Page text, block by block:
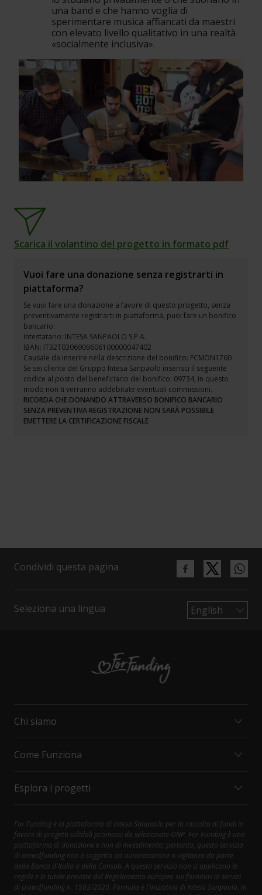
una band e che hanno voglia di
sperimentare musica affiancati da maestri
con elevato livello qualitativo in una realtà
«socialmente inclusiva».
Scarica il volantino del progetto in formato pdf
Vuoi fare una donazione senza registrarti in
piattaforma?
Se vuoi fare una donazione a favore di questo progetto, senza
preventivamente registrarti in piattaforma, puoi fare un bonifico
bancario:
Intestatario: INTESA SANPAOLO S.P.A.
IBAN: IT32T0306909606100000047402
Causale da inserire nella descrizione del bonifico: FCMON1760
Se sei cliente del Gruppo Intesa Sanpaolo inserisci il seguente
codice al posto del beneficiario del bonifico: 09734, in questo
modo non ti verranno addebitate eventuali commissioni.
RICORDA CHE DONANDO ATTRAVERSO BONIFICO BANCARIO
SENZA PREVENTIVA REGISTRAZIONE NON SARÀ POSSIBILE
EMETTERE LA CERTIFICAZIONE FISCALE
Condividi questa pagina
Seleziona una lingua
Chi siamo
MISSION E VALORI
INTESA SANPAOLO
Contattaci al 800.303.303; selezionare 1, poi 4
Come Funziona
COME FUNZIONA
FAQ
Esplora i progetti
SOCIAL CARE
HEALTH AND RESEARCH
DIVERSITY AND INCLUSION
CULTURE AND SPORT
ENVIRONMENT
For Funding è la piattaforma di Intesa Sanpaolo per la raccolta di fondi in
favore di progetti solidali promossi da selezionate ONP. For Funding è una
piattaforma di donazione e non di investimento; pertanto, questo servizio
di crowdfunding non è soggetto ad autorizzazione o vigilanza da parte
della Banca d'Italia o della Consob. A questo servizio non si applicano le
regole e le tutele previste dal Regolamento europeo sui fornitori di servizi
di crowdfunding n. 1503/2020. Formula è l'iniziativa di Intesa Sanpaolo, in